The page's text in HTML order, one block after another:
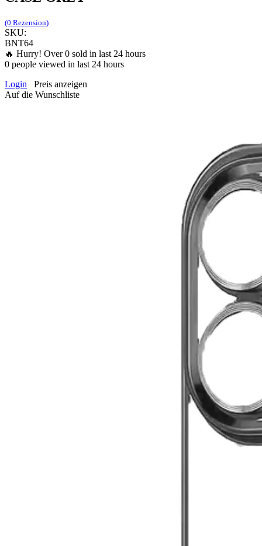
(0 Rezension)
SKU:
BNT64
🔥 Hurry! Over0 sold in last 24 hours
0 people viewed in last 24 hours
Login
Preis anzeigen
Auf die Wunschliste